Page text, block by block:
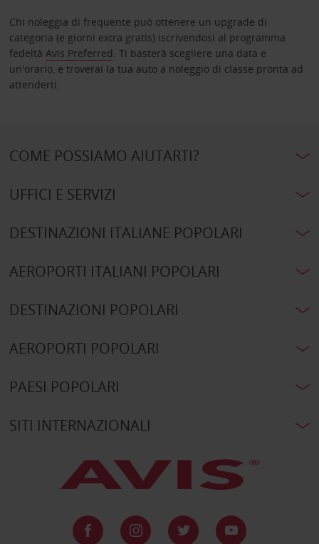
Chi noleggia di frequente può ottenere un upgrade di
categoria (e giorni extra gratis) iscrivendosi al programma
fedeltà Avis Preferred. Ti basterà scegliere una data e
un'orario, e troverai la tua auto a noleggio di classe pronta ad
attenderti.
COME POSSIAMO AIUTARTI?
UFFICI E SERVIZI
DESTINAZIONI ITALIANE POPOLARI
AEROPORTI ITALIANI POPOLARI
DESTINAZIONI POPOLARI
AEROPORTI POPOLARI
PAESI POPOLARI
SITI INTERNAZIONALI